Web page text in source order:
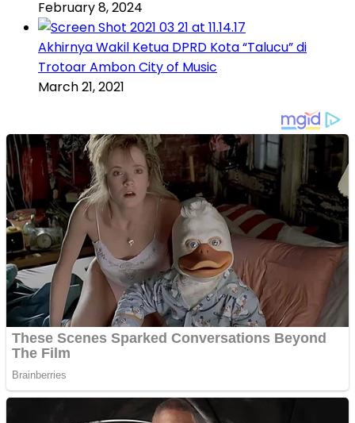
February 8, 2024
Akhirnya Wakil Ketua DPRD Kota “Talucu” di
Trotoar Ambon City of Music
March 21, 2021